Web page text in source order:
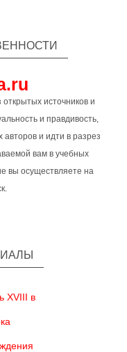
источников и
и правдивость,
и идти в разрез
вам в учебных
вы осуществляете на
XVIII в